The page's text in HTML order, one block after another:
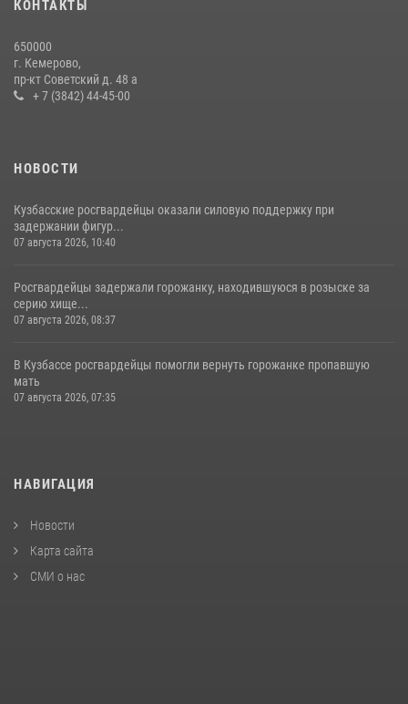
с покупками
20 июля 2026, 08:52
КОНТАКТЫ
650000
г. Кемерово,
пр-кт Советский д. 48 а
+ 7 (3842) 44-45-00
НОВОСТИ
Кузбасские росгвардейцы оказали силовую поддержку при
задержании фигур...
07 августа 2026, 10:40
Росгвардейцы задержали горожанку, находившуюся в розыске за
серию хище...
07 августа 2026, 08:37
В Кузбассе росгвардейцы помогли вернуть горожанке пропавшую
мать
07 августа 2026, 07:35
НАВИГАЦИЯ
Новости
Карта сайта
СМИ о нас